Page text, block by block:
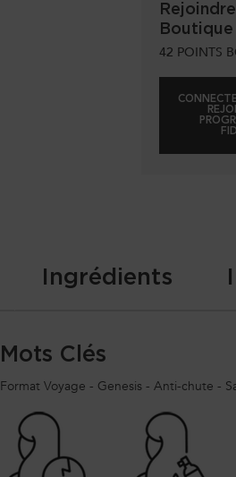
Boutique
42 POINTS
Ingrédients
Mots Clés
Format Voyage - Genesis - Anti-chute -